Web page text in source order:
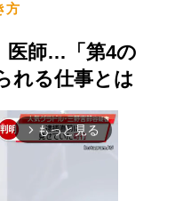
方
医師…「第4の
れる仕事とは
arrow_forward_ios もっと見る